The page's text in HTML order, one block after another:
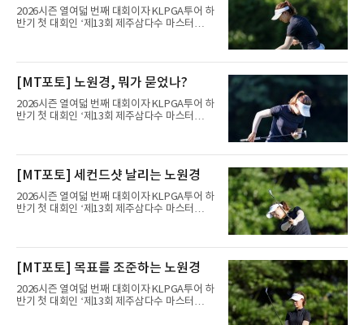
2026시즌 열여덟 번째 대회이자 KLPGA투어 하
반기 첫 대회인 ‘제13회 제주삼다수 마스터
트(파72/6,767야드)에서 열리고 있다.6일 현재
1라운드 경기가 펼쳐지고 있다.노원경이 10번
홀에서 경기하고 있다.
[MT포토] 노원경, 뭐가 묻었나?
2026시즌 열여덟 번째 대회이자 KLPGA투어 하
반기 첫 대회인 ‘제13회 제주삼다수 마스터
트(파72/6,767야드)에서 열리고 있다.6일 현재
1라운드 경기가 펼쳐지고 있다.노원경이 10번
홀에서 경기하고 있다.
[MT포토] 세컨드샷 날리는 노원경
2026시즌 열여덟 번째 대회이자 KLPGA투어 하
반기 첫 대회인 ‘제13회 제주삼다수 마스터
트(파72/6,767야드)에서 열리고 있다.6일 현재
1라운드 경기가 펼쳐지고 있다.노원경이 10번
홀에서 경기하고 있다.
[MT포토] 목표를 조준하는 노원경
2026시즌 열여덟 번째 대회이자 KLPGA투어 하
반기 첫 대회인 ‘제13회 제주삼다수 마스터